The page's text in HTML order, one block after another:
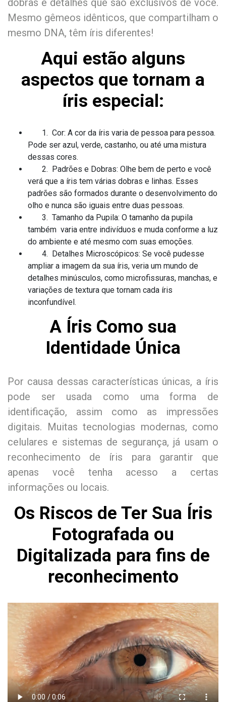
Mesmo gêmeos idênticos, que compartilham o
mesmo DNA, têm íris diferentes!
Aqui estão alguns
aspectos que tornam a
íris especial:
1. Cor: A cor da íris varia de pessoa para pessoa.
Pode ser azul, verde, castanho, ou até uma mistura
dessas cores.
2. Padrões e Dobras: Olhe bem de perto e você
verá que a íris tem várias dobras e linhas. Esses
padrões são formados durante o desenvolvimento do
olho e nunca são iguais entre duas pessoas.
3. Tamanho da Pupila: O tamanho da pupila
também varia entre indivíduos e muda conforme a luz
do ambiente e até mesmo com suas emoções.
4. Detalhes Microscópicos: Se você pudesse
ampliar a imagem da sua íris, veria um mundo de
detalhes minúsculos, como microfissuras, manchas, e
variações de textura que tornam cada íris
inconfundível.
A Íris Como sua
Identidade Única
Por causa dessas características únicas, a íris
pode ser usada como uma forma de
identificação, assim como as impressões
digitais. Muitas tecnologias modernas, como
celulares e sistemas de segurança, já usam o
reconhecimento de íris para garantir que
apenas você tenha acesso a certas
informações ou locais.
Os Riscos de Ter Sua Íris
Fotografada ou
Digitalizada para fins de
reconhecimento